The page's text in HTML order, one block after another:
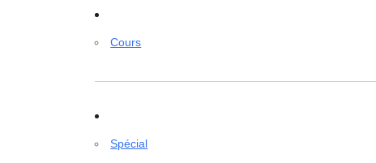
Cours
Spécial